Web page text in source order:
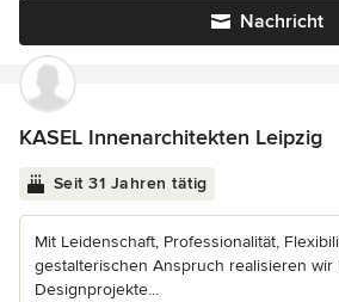
Nachricht
KASEL Innenarchitekten Leipzig
Seit 31 Jahren tätig
Mit Leidenschaft, Professionalität,
gestalterischen Anspruch realisieren wir
Designprojekte...